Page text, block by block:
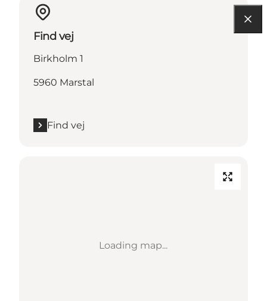
Find vej
Birkholm 1
5960 Marstal
Find vej
Loading map...